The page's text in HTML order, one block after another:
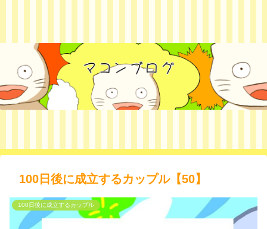
100日後に成立するカップル【50】
100日後に成立するカップル